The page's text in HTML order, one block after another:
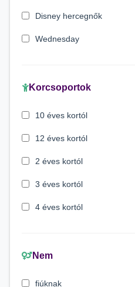
Disney hercegnők
Wednesday
Verdák
Korcsoportok
10 éves kortól
12 éves kortól
2 éves kortól
3 éves kortól
4 éves kortól
6 éves kortól
Nem
fiúknak